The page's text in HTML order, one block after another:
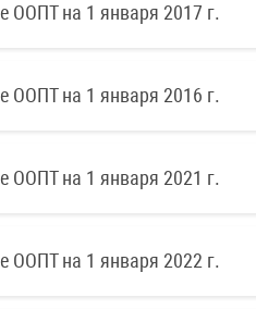
ООПТ на 1 января 2017 г.
ООПТ на 1 января 2016 г.
ООПТ на 1 января 2021 г.
ООПТ на 1 января 2022 г.